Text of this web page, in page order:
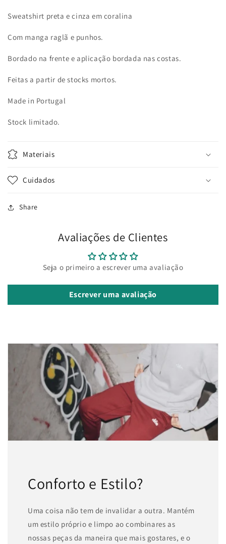
Sweatshirt preta e cinza em coralina
Com manga raglã e punhos.
Bordado na frente e aplicação bordada nas costas.
Feitas a partir de stocks mortos.
Made in Portugal
Stock limitado.
Materiais
Cuidados
Share
Avaliações de Clientes
Seja o primeiro a escrever uma avaliação
Escrever uma avaliação
Conforto e Estilo?
Uma coisa não tem de invalidar a outra. Mantém
um estilo próprio e limpo ao combinares as
nossas peças da maneira que mais gostares, e o